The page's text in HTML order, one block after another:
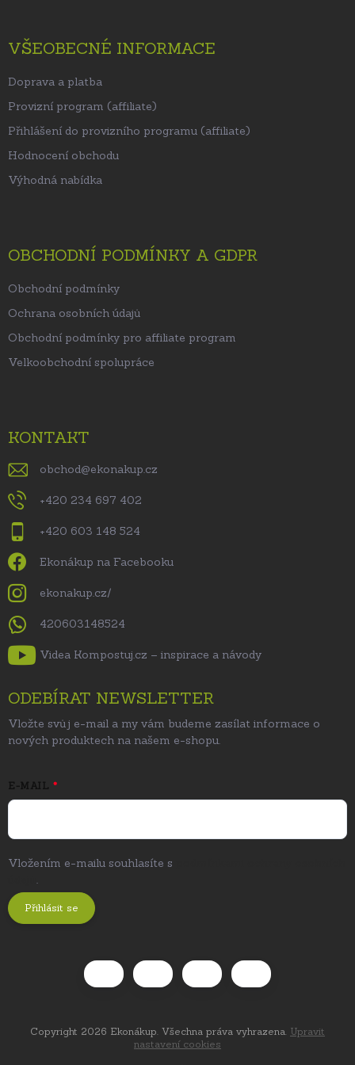
VŠEOBECNÉ INFORMACE
Doprava a platba
Provizní program (affiliate)
Přihlášení do provizního programu (affiliate)
Hodnocení obchodu
Výhodná nabídka
OBCHODNÍ PODMÍNKY A GDPR
Obchodní podmínky
Ochrana osobních údajů
Obchodní podmínky pro affiliate program
Velkoobchodní spolupráce
KONTAKT
obchod@ekonakup.cz
+420 234 697 402
+420 603 148 524
Ekonákup na Facebooku
ekonakup.cz/
420603148524
Videa Kompostuj.cz – inspirace a návody
ODEBÍRAT NEWSLETTER
Vložte svůj e-mail a my vám budeme zasílat informace o
nových produktech na našem e-shopu.
E-MAIL
Vložením e-mailu souhlasíte s
.
Přihlásit se
Copyright 2026 Ekonákup. Všechna práva vyhrazena. Upravit
nastavení cookies